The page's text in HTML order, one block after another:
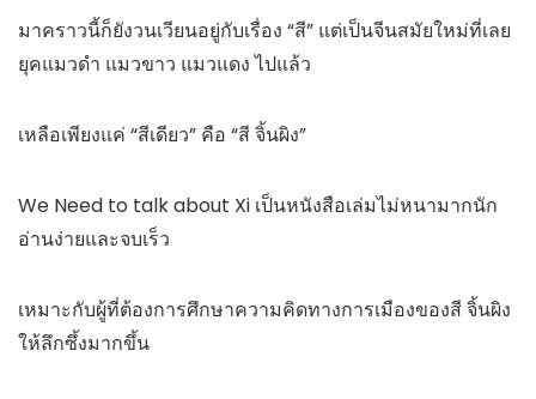
มาคราวนี้ก็ยังวนเวียนอยู่กับเรื่อง “สี” แต่เป็นจีนสมัยใหม่ที่เลย
ยุคแมวดำ แมวขาว แมวแดง ไปแล้ว
เหลือเพียงแค่ “สีเดียว” คือ “สี จิ้นผิง”
We Need to talk about Xi เป็นหนังสือเล่มไม่หนามากนัก
อ่านง่ายและจบเร็ว
เหมาะกับผู้ที่ต้องการศึกษาความคิดทางการเมืองของสี จิ้นผิง
ให้ลึกซึ้งมากขึ้น